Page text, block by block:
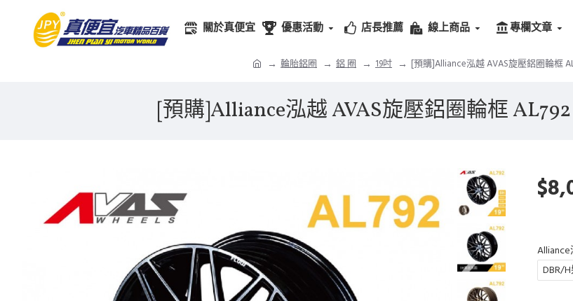
關於真便宜 優惠活動 店長推薦 線上商品 專欄文章
輪胎鋁圈 鋁 圈 19吋 [預購]Alliance泓越 AVAS旋壓鋁圈輪框
[預購]Alliance泓越 AVAS旋壓鋁圈輪框 AL792
DBR/